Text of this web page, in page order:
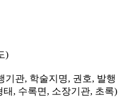
)
기관, 학술지명, 권호, 발행
, 수록면, 소장기관, 초록)